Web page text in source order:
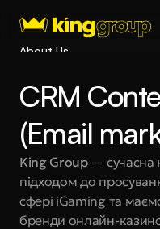
About Us
Services
Process
Coming Soon
King Interns
Legal
404
CRM
(Email
King Group — сучасна
підходом до
сфері iGaming та
бренди онлайн-